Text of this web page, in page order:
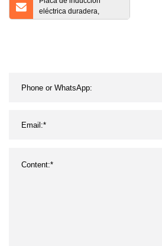
eléctrica duradera,
quemador individual,